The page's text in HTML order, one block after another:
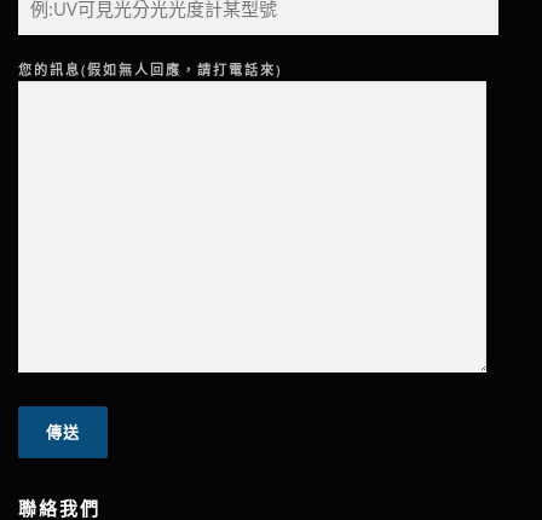
您的訊息(假如無人回應，請打電話來)
聯絡我們